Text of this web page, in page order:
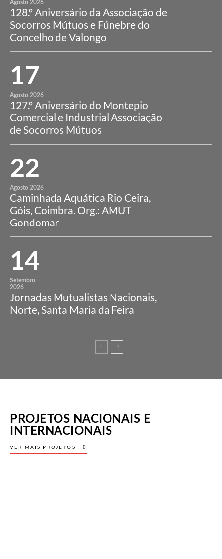
Agosto 2026
128.º Aniversário da Associação de
Socorros Mútuos e Fúnebre do
Concelho de Valongo
17
Agosto 2026
127.º Aniversário do Montepio
Comercial e Industrial Associação
de Socorros Mútuos
22
Agosto 2026
Caminhada Aquática Rio Ceira,
Góis, Coimbra. Org.: AMUT
Gondomar
14
Setembro
2026
Jornadas Mutualistas Nacionais,
Norte, Santa Maria da Feira
PROJETOS NACIONAIS E
INTERNACIONAIS
VER MAIS PROJETOS